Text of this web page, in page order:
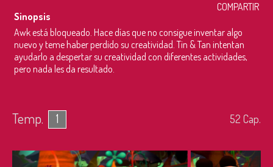
COMPARTIR
Sinopsis
Awk está bloqueado. Hace días que no consigue inventar algo
nuevo y teme haber perdido su creatividad. Tin & Tan intentan
ayudarlo a despertar su creatividad con diferentes actividades,
pero nada les da resultado.
Temp. 1 52 Cap.